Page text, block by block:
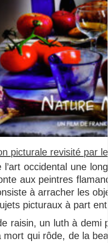
picturale revisité par
l’art occidental une
aux peintres
à arracher les
picturaux à part
raisin, un luth à
qui rôde, de la